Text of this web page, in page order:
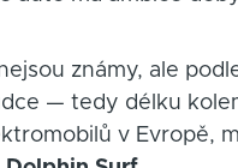
známy, ale
— tedy délku
v Evropě,